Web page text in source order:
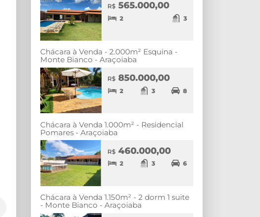
R$565.000,00
2 3
Chácara à Venda - 2.000m² Esquina -
Monte Bianco - Araçoiaba
R$850.000,00
2 3 8
Chácara à Venda 1.000m² - Residencial
Pomares - Araçoiaba
R$460.000,00
2 3 6
Chácara à Venda 1.150m² - 2 dorm 1 suite
- Monte Bianco - Araçoiaba